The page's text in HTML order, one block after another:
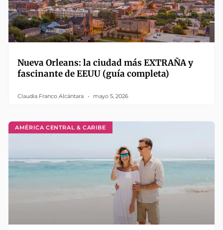
Nueva Orleans: la ciudad más EXTRAÑA y
fascinante de EEUU (guía completa)
Claudia Franco Alcántara mayo 5, 2026
AMÉRICA CENTRAL & CARIBE